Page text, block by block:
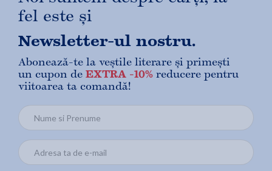
fel este și
Newsletter-ul nostru.
Abonează-te la veștile literare și primești
un cupon de EXTRA -10% reducere pentru
viitoarea ta comandă!